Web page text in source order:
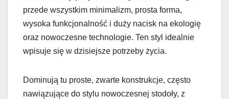
przede wszystkim minimalizm, prosta forma,
wysoka funkcjonalność i duży nacisk na ekologię
oraz nowoczesne technologie. Ten styl idealnie
wpisuje się w dzisiejsze potrzeby życia.
Dominują tu proste, zwarte konstrukcje, często
nawiązujące do stylu nowoczesnej stodoły, z